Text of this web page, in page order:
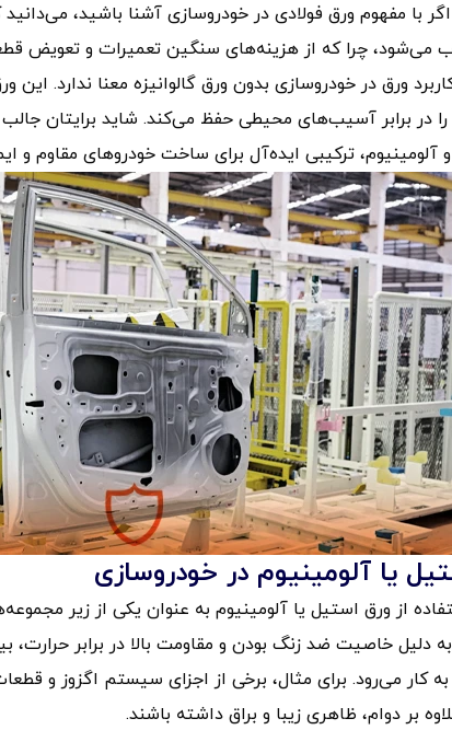
با مفهوم ورق فولادی در خودروسازی آشنا باشید،
می‌شود، چرا که از هزینه‌های سنگین تعمیرات و تعویض
ورق در خودروسازی بدون ورق گالوانیزه معنا ندارد.
در برابر آسیب‌های محیطی حفظ می‌کند. شاید برایتان جالب
آلومینیوم، ترکیبی ایده‌آل برای ساخت خودروهای مقاوم و
یا آلومینیوم در خودروسازی
از ورق استیل یا آلومینیوم به‌ عنوان یکی از زیر
دلیل خاصیت ضد زنگ بودن و مقاومت بالا در برابر حرارت،
به‌ کار می‌رود. برای مثال، برخی از اجزای سیستم اگزوز و
بر دوام، ظاهری زیبا و براق داشته باشند.